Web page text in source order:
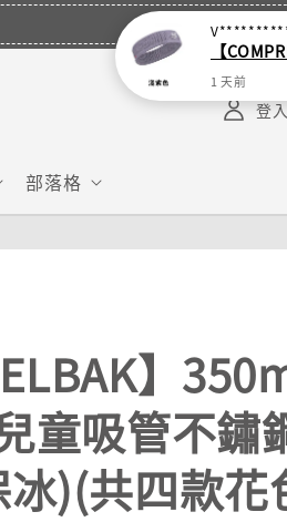
部落格
登
】
童吸管不鏽
)(共四款花
1 天前